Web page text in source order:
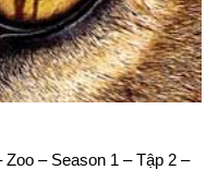
– Season 1 – Tập 2 –